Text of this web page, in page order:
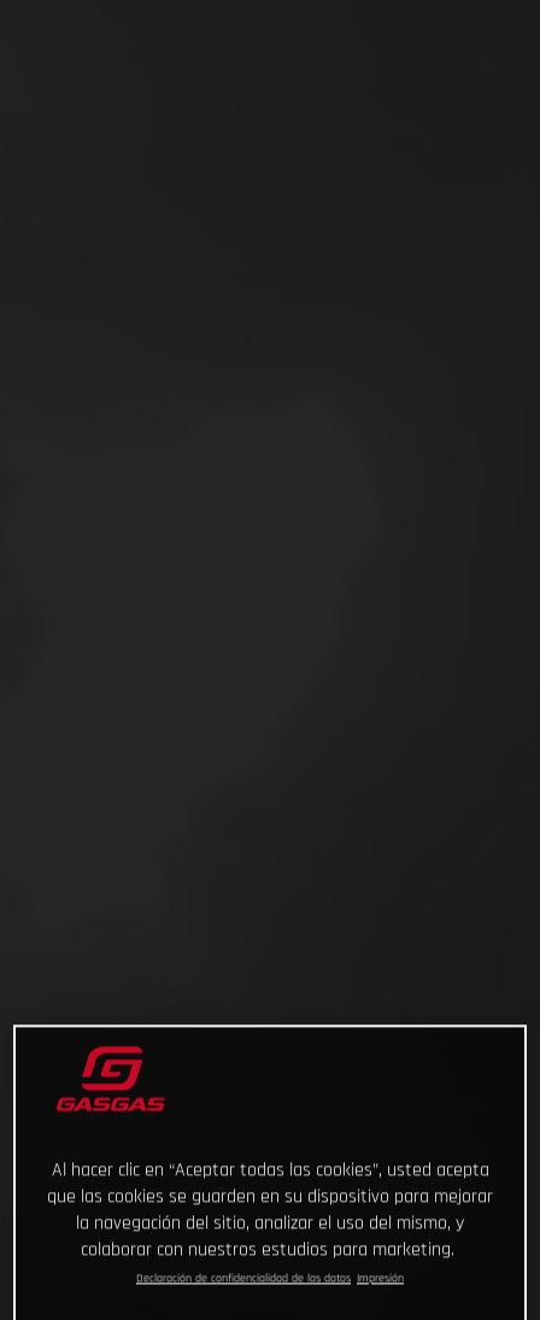
Al hacer clic en “Aceptar todas las cookies”, usted acepta
que las cookies se guarden en su dispositivo para mejorar
la navegación del sitio, analizar el uso del mismo, y
colaborar con nuestros estudios para marketing.
Declaración de confidencialidad de los datos Impresión